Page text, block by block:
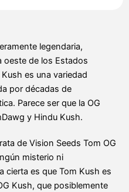
legendaria,
oeste de los Estados
es una variedad
por décadas de
Parece ser que la OG
y Hindu Kush.
de Vision Seeds Tom OG
misterio ni
cierta es que Tom Kush es
Kush, que posiblemente